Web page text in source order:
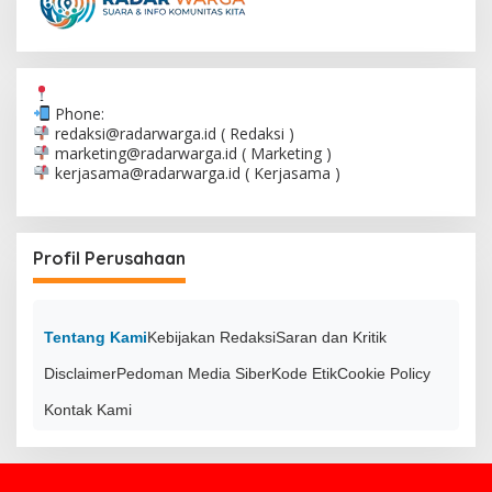
Phone:
redaksi@radarwarga.id ( Redaksi )
marketing@radarwarga.id ( Marketing )
kerjasama@radarwarga.id ( Kerjasama )
Profil Perusahaan
Tentang KamiKebijakan RedaksiSaran dan Kritik
DisclaimerPedoman Media SiberKode EtikCookie Policy
Kontak Kami